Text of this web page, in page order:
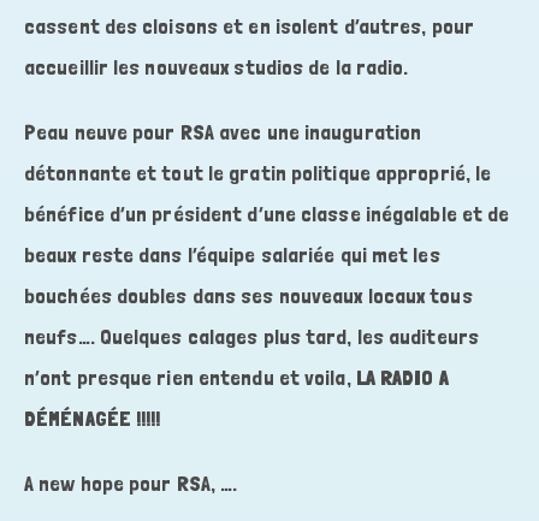
cassent des cloisons et en isolent d’autres, pour
accueillir les nouveaux studios de la radio.
Peau neuve pour RSA avec une inauguration
détonnante et tout le gratin politique approprié, le
bénéfice d’un président d’une classe inégalable et de
beaux reste dans l’équipe salariée qui met les
bouchées doubles dans ses nouveaux locaux tous
neufs…. Quelques calages plus tard, les auditeurs
n’ont presque rien entendu et voila, LA RADIO A
DÉMÉNAGÉE !!!!!
A new hope pour RSA, ….